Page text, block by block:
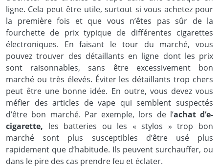
ligne. Cela peut être utile, surtout si vous achetez pour
la première fois et que vous n’êtes pas sûr de la
fourchette de prix typique de différentes cigarettes
électroniques. En faisant le tour du marché, vous
pouvez trouver des détaillants en ligne dont les prix
sont raisonnables, sans être excessivement bon
marché ou très élevés. Éviter les détaillants trop chers
peut être une bonne idée. En outre, vous devez vous
méfier des articles de vape qui semblent suspectés
d’être bon marché. Par exemple, lors de l’achat d’e-
cigarette, les batteries ou les « stylos » trop bon
marché sont plus susceptibles d’être usé plus
rapidement que d’habitude. Ils peuvent surchauffer, ou
dans le pire des cas prendre feu et éclater.